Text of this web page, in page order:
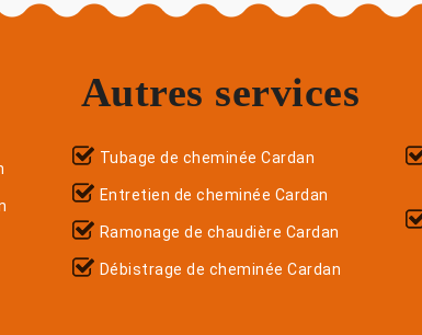
Autres services
Tubage de cheminée Cardan
Entretien de cheminée Cardan
Ramonage de chaudière Cardan
Débistrage de cheminée Cardan